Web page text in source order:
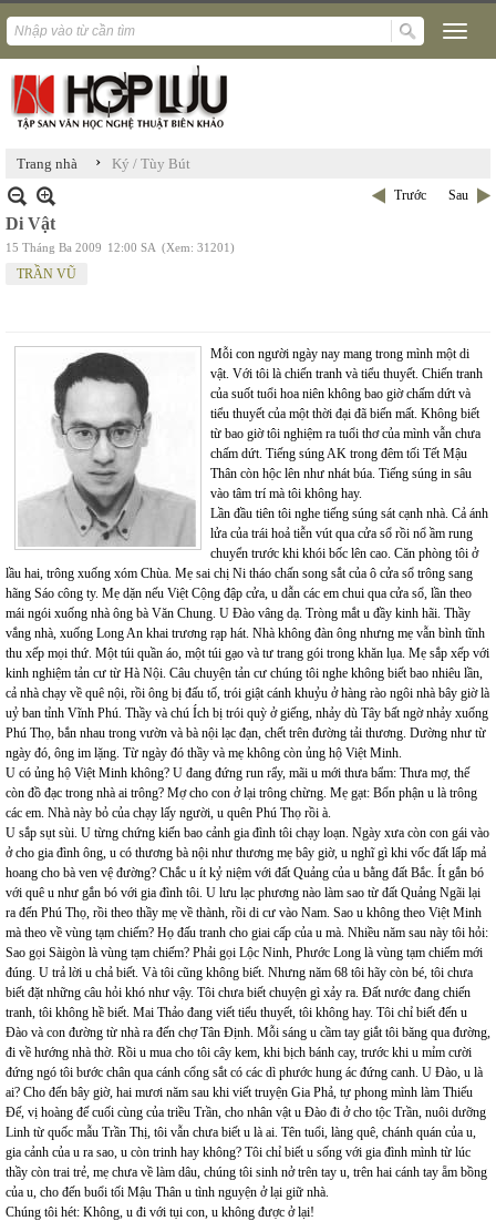
Trang nhà › Ký / Tùy Bút
Trước Sau
Di Vật
15 Tháng Ba 2009 12:00 SA (Xem: 31201)
TRẦN VŨ
Mỗi con người ngày nay mang trong mình một di
vật. Với tôi là chiến tranh và tiểu thuyết. Chiến tranh
của suốt tuổi hoa niên không bao giờ chấm dứt và
tiểu thuyết của một thời đại đã biến mất. Không biết
từ bao giờ tôi nghiệm ra tuổi thơ của mình vẫn chưa
chấm dứt. Tiếng súng AK trong đêm tối Tết Mậu
Thân còn hộc lên như nhát búa. Tiếng súng in sâu
vào tâm trí mà tôi không hay.
Lần đầu tiên tôi nghe tiếng súng sát cạnh nhà. Cả ánh
lửa của trái hoả tiễn vút qua cửa sổ rồi nổ ầm rung
chuyển trước khi khói bốc lên cao. Căn phòng tôi ở
lầu hai, trông xuống xóm Chùa. Mẹ sai chị Ni tháo chấn song sắt của ô cửa sổ trông sang
hãng Sáo công ty. Mẹ dặn nếu Việt Cộng đập cửa, u dẫn các em chui qua cửa sổ, lần theo
mái ngói xuống nhà ông bà Văn Chung. U Đào vâng dạ. Tròng mắt u đầy kinh hãi. Thầy
vắng nhà, xuống Long An khai trương rạp hát. Nhà không đàn ông nhưng mẹ vẫn bình tĩnh
thu xếp mọi thứ. Một túi quần áo, một túi gạo và tư trang gói trong khăn lụa. Mẹ sắp xếp với
kinh nghiệm tản cư từ Hà Nội. Câu chuyện tản cư chúng tôi nghe không biết bao nhiêu lần,
cả nhà chạy về quê nội, rồi ông bị đấu tố, trói giật cánh khuỷu ở hàng rào ngôi nhà bây giờ là
uỷ ban tỉnh Vĩnh Phú. Thầy và chú Ích bị trói quỳ ở giếng, nhảy dù Tây bất ngờ nhảy xuống
Phú Thọ, bắn nhau trong vườn và bà nội lạc đạn, chết trên đường tải thương. Dường như từ
ngày đó, ông im lặng. Từ ngày đó thầy và mẹ không còn ủng hộ Việt Minh.
U có ủng hộ Việt Minh không? U đang đứng run rẩy, mãi u mới thưa bẩm: Thưa mợ, thế
còn đồ đạc trong nhà ai trông? Mợ cho con ở lại trông chừng. Mẹ gạt: Bổn phận u là trông
các em. Nhà này bỏ của chạy lấy người, u quên Phú Thọ rồi à.
U sắp sụt sùi. U từng chứng kiến bao cảnh gia đình tôi chạy loạn. Ngày xưa còn con gái vào
ở cho gia đình ông, u có thương bà nội như thương mẹ bây giờ, u nghĩ gì khi vốc đất lấp mả
hoang cho bà ven vệ đường? Chắc u ít kỷ niệm với đất Quảng của u bằng đất Bắc. Ít gắn bó
với quê u như gắn bó với gia đình tôi. U lưu lạc phương nào làm sao từ đất Quảng Ngãi lại
ra đến Phú Thọ, rồi theo thầy mẹ về thành, rồi di cư vào Nam. Sao u không theo Việt Minh
mà theo về vùng tạm chiếm? Họ đấu tranh cho giai cấp của u mà. Nhiều năm sau này tôi hỏi:
Sao gọi Sàigòn là vùng tạm chiếm? Phải gọi Lộc Ninh, Phước Long là vùng tạm chiếm mới
đúng. U trả lời u chả biết. Và tôi cũng không biết. Nhưng năm 68 tôi hãy còn bé, tôi chưa
biết đặt những câu hỏi khó như vậy. Tôi chưa biết chuyện gì xảy ra. Đất nước đang chiến
tranh, tôi không hề biết. Mai Thảo đang viết tiểu thuyết, tôi không hay. Tôi chỉ biết đến u
Đào và con đường từ nhà ra đến chợ Tân Định. Mỗi sáng u cầm tay giắt tôi băng qua đường,
đi về hướng nhà thờ. Rồi u mua cho tôi cây kem, khi bịch bánh cay, trước khi u mỉm cười
đứng ngó tôi bước chân qua cánh cổng sắt có các dì phước hung ác đứng canh. U Đào, u là
ai? Cho đến bây giờ, hai mươi năm sau khi viết truyện Gia Phả, tự phong mình làm Thiếu
Đế, vị hoàng đế cuối cùng của triều Trần, cho nhân vật u Đào đi ở cho tộc Trần, nuôi dưỡng
Linh từ quốc mẫu Trần Thị, tôi vẫn chưa biết u là ai. Tên tuổi, làng quê, chánh quán của u,
gia cảnh của u ra sao, u còn trinh hay không? Tôi chỉ biết u sống với gia đình mình từ lúc
thầy còn trai trẻ, mẹ chưa về làm dâu, chúng tôi sinh nở trên tay u, trên hai cánh tay ẵm bồng
của u, cho đến buổi tối Mậu Thân u tình nguyện ở lại giữ nhà.
Chúng tôi hét: Không, u đi với tụi con, u không được ở lại!